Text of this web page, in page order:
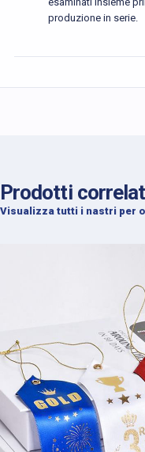
produzione in serie.
Prodotti
Visualizza tutti i nastri per